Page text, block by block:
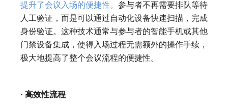
提升了会议入场的便捷性。 参与者不再需要排队等待
人工验证，而是可以通过自动化设备快速扫描，完成
身份验证。这种技术通常与参与者的智能手机或其他
门禁设备集成，使得入场过程无需额外的操作手续，
极大地提高了整个会议流程的便捷性。
· 高效性流程